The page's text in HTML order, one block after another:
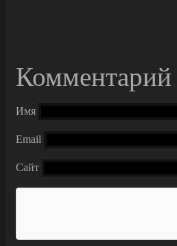
Комментарий
Имя
Email
Сайт